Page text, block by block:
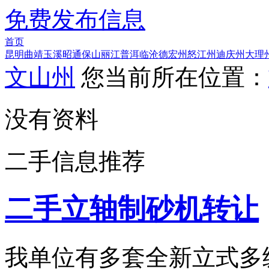
免费发布信息
首页
昆明曲靖玉溪昭通保山丽江普洱临沧德宏州怒江州迪庆州 大理
文山州 您当前所在位置：
没有资料
二手信息推荐
二手立轴制砂机转让
我单位有多套全新立式